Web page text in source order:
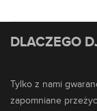
DLACZEGO
Tylko z nami
zapomniane